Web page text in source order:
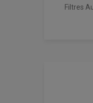
Filtres